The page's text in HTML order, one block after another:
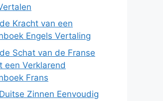
Kracht van een
Engels Vertaling
Schat van de Franse
een Verklarend
Frans
Zinnen Eenvoudig